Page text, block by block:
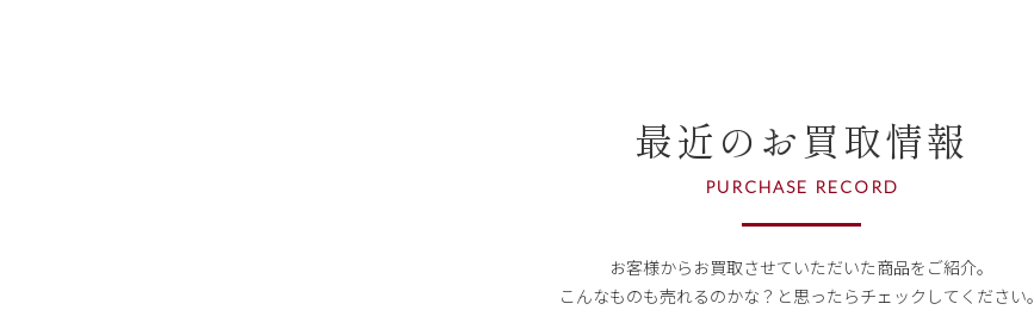
最近のお買取情報
PURCHASE RECORD
お客様からお買取させていただいた商品をご紹介。
こんなものも売れるのかな？ と思ったらチェックしてください。